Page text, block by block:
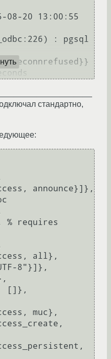
08-20 13:00:55
: pgsql
стандартно,
8"}]},